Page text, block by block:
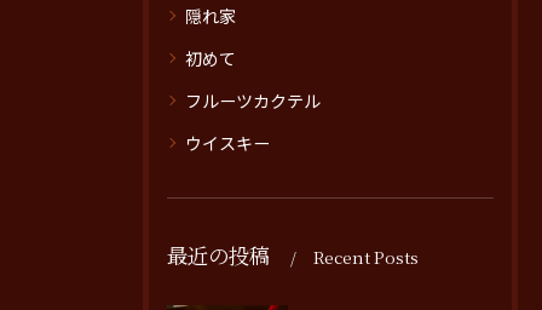
隠れ家
初めて
フルーツカクテル
ウイスキー
最近の投稿 Recent Posts